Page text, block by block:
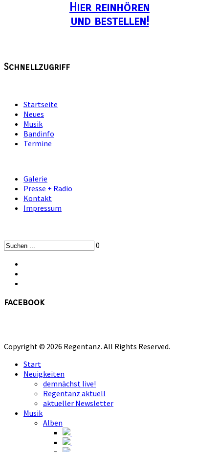
Hier reinhören
und bestellen!
Schnellzugriff
Startseite
Neues
Musik
Bandinfo
Termine
Galerie
Presse + Radio
Kontakt
Impressum
0
facebook
Copyright © 2026 Regentanz. All Rights Reserved.
Start
Neuigkeiten
demnächst live!
Regentanz aktuell
aktueller Newsletter
Musik
Alben